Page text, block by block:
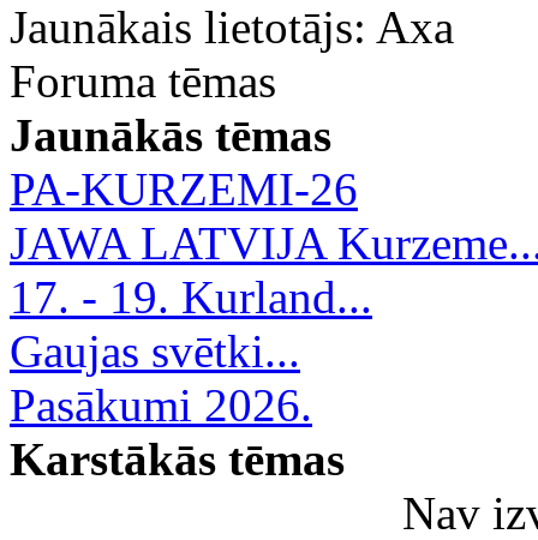
Jaunākais lietotājs: Axa
Foruma tēmas
Jaunākās tēmas
PA-KURZEMI-26
JAWA LATVIJA
17. - 19. Kurland...
Gaujas svētki...
Pasākumi 2026.
Karstākās tēmas
Nav